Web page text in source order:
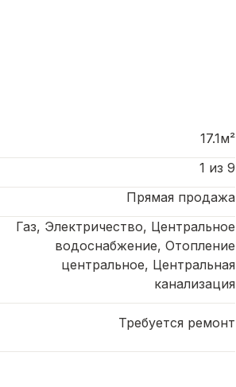
17.1м²
1 из 9
Прямая продажа
Газ, Электричество, Центральное
водоснабжение, Отопление
центральное, Центральная
канализация
Требуется ремонт